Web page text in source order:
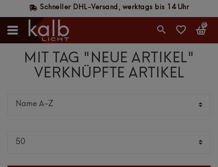
Schneller DHL-Versand, werktags bis 14 Uhr
0
MIT TAG "NEUE ARTIKEL"
VERKNÜPFTE ARTIKEL